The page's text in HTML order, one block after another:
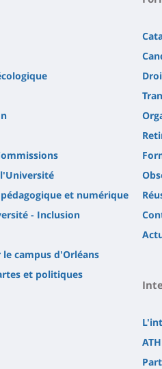
et numérique
- Inclusion
le campus d'Orléans
et politiques